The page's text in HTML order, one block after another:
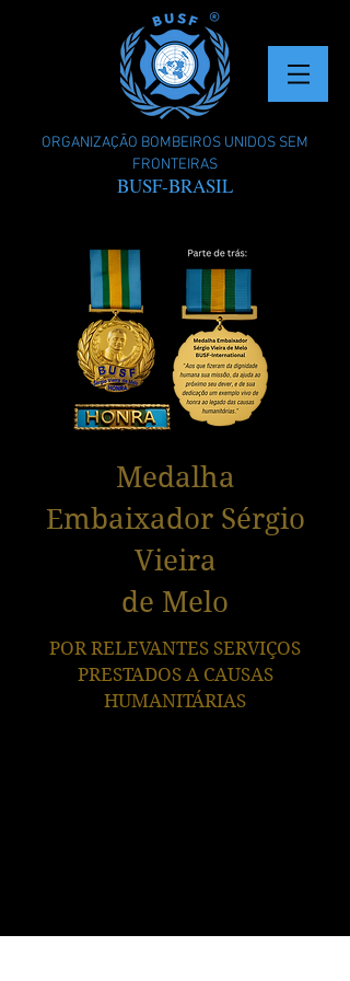
ORGANIZAÇÃO BOMBEIROS UNIDOS SEM
FRONTEIRAS
BUSF-BRASIL
Medalha
Embaixador Sérgio
Vieira
de Melo
POR RELEVANTES SERVIÇOS
PRESTADOS A CAUSAS
HUMANITÁRIAS